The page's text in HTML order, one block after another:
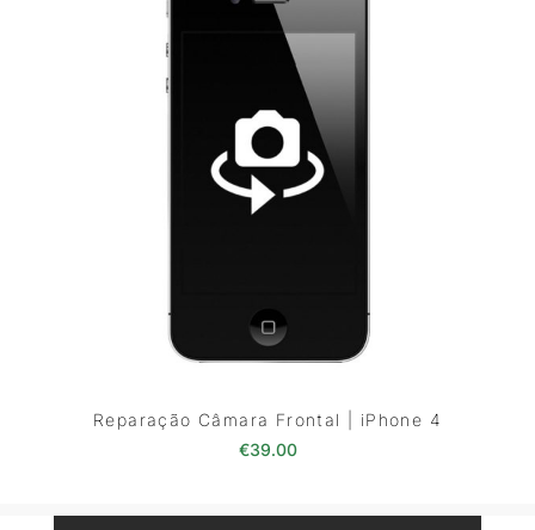
Reparação Câmara Frontal | iPhone 4
€39.00